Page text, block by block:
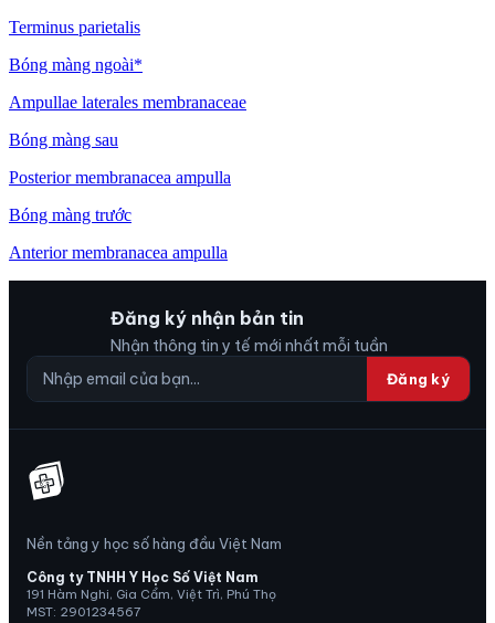
Terminus parietalis
Bóng màng ngoài*
Ampullae laterales membranaceae
Bóng màng sau
Posterior membranacea ampulla
Bóng màng trước
Anterior membranacea ampulla
Đăng ký nhận bản tin
Nhận thông tin y tế mới nhất mỗi tuần
Đăng ký
Nền tảng y học số hàng đầu Việt Nam
Công ty TNHH Y Học Số Việt Nam
191 Hàm Nghi, Gia Cẩm, Việt Trì, Phú Thọ
MST: 2901234567